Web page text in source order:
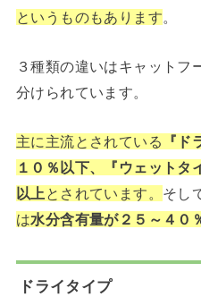
というものもあります。
３種類の違いはキャットフ
分けられています。
主に主流とされている 『ド
１０％以下、『ウェットタ
以上 とされています。 そし
は水分含有量が２５～４０
ドライタイプ